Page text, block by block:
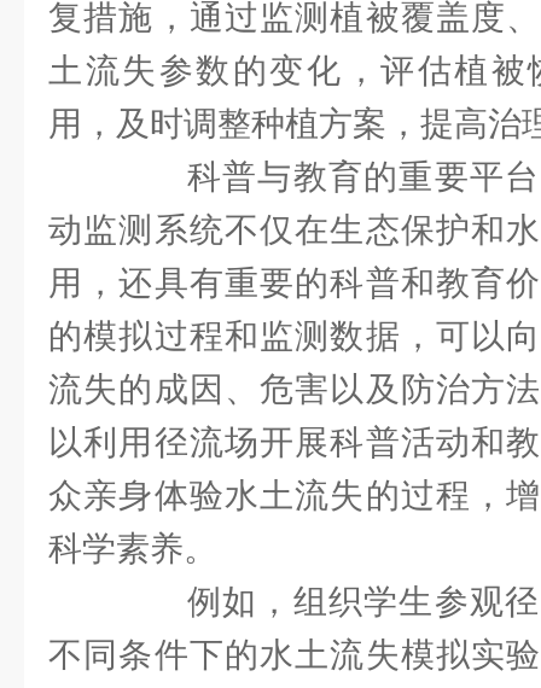
复措施，通过监测植被覆盖度
土流失参数的变化，评估植
用，及时调整种植方案，提高治
科普与教育的重要平台
动监测系统不仅在生态保护和
用，还具有重要的科普和教育
的模拟过程和监测数据，可以
流失的成因、危害以及防治方
以利用径流场开展科普活动和
众亲身体验水土流失的过程，
科学素养。
例如，组织学生参观径
不同条件下的水土流失模拟实